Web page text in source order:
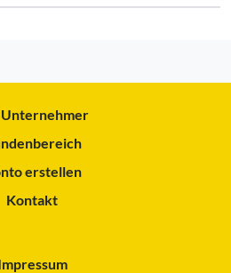
erstellen
Kontakt